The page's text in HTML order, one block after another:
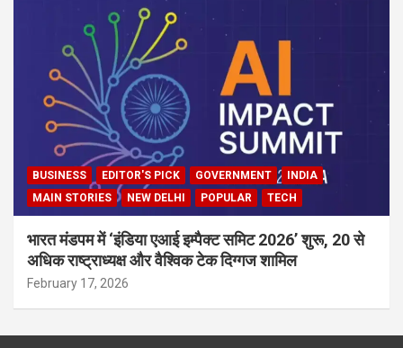
BUSINESS EDITOR'S PICK GOVERNMENT
INDIA
MAIN STORIES
NEW DELHI POPULAR TECH
भारत मंडपम में ‘इंडिया एआई इम्पैक्ट समिट 2026’ शुरू, 20 से
अधिक राष्ट्राध्यक्ष और वैश्विक टेक दिग्गज शामिल
February 17, 2026